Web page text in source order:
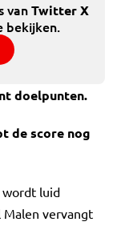
vanTwitter X
bekijken.
doelpunten.
de score nog
wordt luid
vervangt